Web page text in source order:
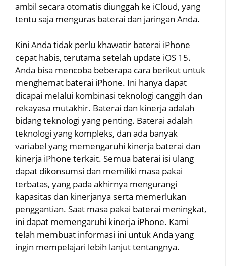
ambil secara otomatis diunggah ke iCloud, yang
tentu saja menguras baterai dan jaringan Anda.
Kini Anda tidak perlu khawatir baterai iPhone
cepat habis, terutama setelah update iOS 15.
Anda bisa mencoba beberapa cara berikut untuk
menghemat baterai iPhone. Ini hanya dapat
dicapai melalui kombinasi teknologi canggih dan
rekayasa mutakhir. Baterai dan kinerja adalah
bidang teknologi yang penting. Baterai adalah
teknologi yang kompleks, dan ada banyak
variabel yang memengaruhi kinerja baterai dan
kinerja iPhone terkait. Semua baterai isi ulang
dapat dikonsumsi dan memiliki masa pakai
terbatas, yang pada akhirnya mengurangi
kapasitas dan kinerjanya serta memerlukan
penggantian. Saat masa pakai baterai meningkat,
ini dapat memengaruhi kinerja iPhone. Kami
telah membuat informasi ini untuk Anda yang
ingin mempelajari lebih lanjut tentangnya.